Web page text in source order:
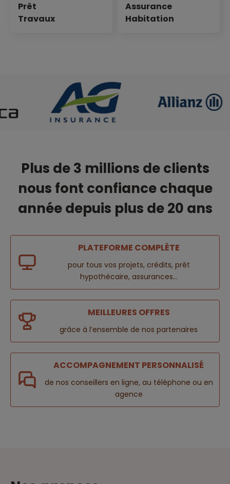
Prêt
Travaux
Assurance
Habitation
Plus de 3 millions de clients
nous font confiance chaque
année depuis plus de 20 ans
PLATEFORME COMPLÈTE
pour tous vos projets, crédits, prêt
hypothécaire, assurances...
MEILLEURES OFFRES
grâce à l’ensemble de nos partenaires
ACCOMPAGNEMENT PERSONNALISÉ
de nos conseillers en ligne, au téléphone ou en
agence